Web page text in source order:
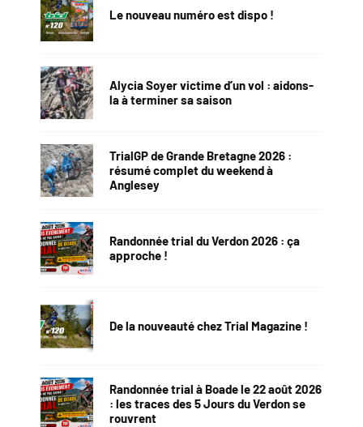
Le nouveau numéro est dispo !
Alycia Soyer victime d’un vol : aidons-
la à terminer sa saison
TrialGP de Grande Bretagne 2026 :
résumé complet du weekend à
Anglesey
Randonnée trial du Verdon 2026 : ça
approche !
De la nouveauté chez Trial Magazine !
Randonnée trial à Boade le 22 août 2026
: les traces des 5 Jours du Verdon se
rouvrent